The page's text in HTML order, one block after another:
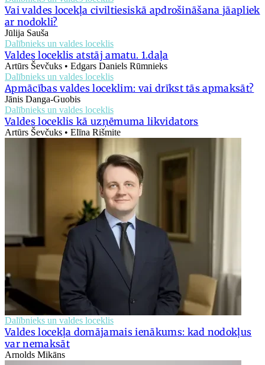
Vai valdes locekļa civiltiesiskā apdrošināšana jāapliek
ar nodokli?
Jūlija Sauša
Dalībnieks un valdes loceklis
Valdes loceklis atstāj amatu. 1.daļa
Artūrs Ševčuks • Edgars Daniels Rūmnieks
Dalībnieks un valdes loceklis
Apmācības valdes loceklim: vai drīkst tās apmaksāt?
Jānis Danga-Guobis
Dalībnieks un valdes loceklis
Valdes loceklis kā uzņēmuma likvidators
Artūrs Ševčuks • Elīna Rišmite
Dalībnieks un valdes loceklis
Valdes locekļa domājamais ienākums: kad nodokļus
var nemaksāt
Arnolds Mikāns